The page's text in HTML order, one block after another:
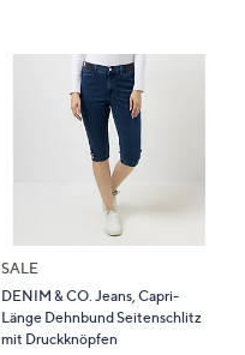
SALE
DENIM & CO. Jeans, Capri-
Länge Dehnbund Seitenschlitz
mit Druckknöpfen